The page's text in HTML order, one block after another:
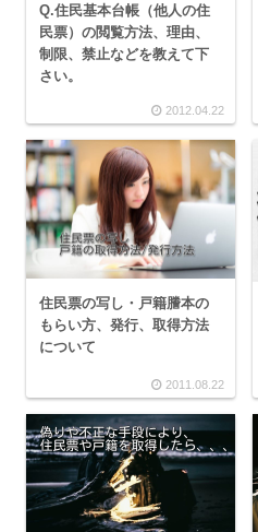
Q.住民基本台帳（他人の住
民票）の閲覧方法、理由、
制限、禁止などを教えて下
さい。
2012.04.22
住民票の写し・戸籍謄本の
もらい方、発行、取得方法
について
2011.08.22